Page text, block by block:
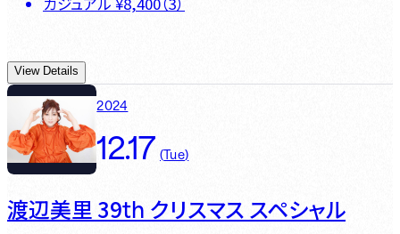
View Details
2024
12.17 (Tue)
渡辺美里 39th クリスマス スペシャル